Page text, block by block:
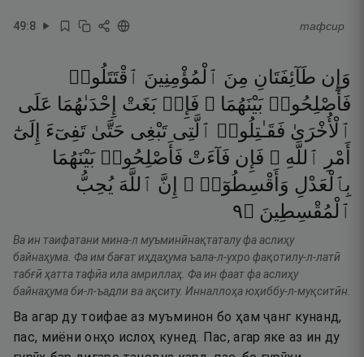
49:8 тафсир
وَإِن طَآئِفَتَانِ مِنَ ٱلْمُؤْمِنِينَ ٱقْتَتَلُوا۟
فَأَصْلِحُوا۟ بَيْنَهُمَا ۖ فَإِنۢ بَغَتْ إِحْدَىٰهُمَا عَلَى
ٱلْأُخْرَىٰ فَقَـٰتِلُوا۟ ٱلَّتِى تَبْغِى حَتَّىٰ تَفِىٓءَ
إِلَىٰٓ
أَمْرِ
ٱللَّهِ ۚ فَإِن فَآءَتْ فَأَصْلِحُوا۟ بَيْنَهُمَا
بِٱلْعَدْلِ وَأَقْسِطُوٓا۟ ۖ إِنَّ ٱللَّهَ يُحِبُّ
ٱلْمُقْسِطِينَ ۝٩
Ва ин таифатани мина-л муъминӣнақтаталу фа аслиҳу
байнаҳума. Фа им бағат иҳдаҳума ъала-л-ухро фақотилу-л-латӣ
табғӣ ҳатта тафӣа ила амриллаҳ. Фа ин фаат фа аслиҳу
байнаҳума би-л-ъадли ва ақситу. Инналлоҳа юҳиббу-л-муқситӣн.
Ва агар ду тоифае аз муъминон бо ҳам ҷанг кунанд,
пас, миёни онҳо ислоҳ кунед. Пас, агар яке аз ин ду